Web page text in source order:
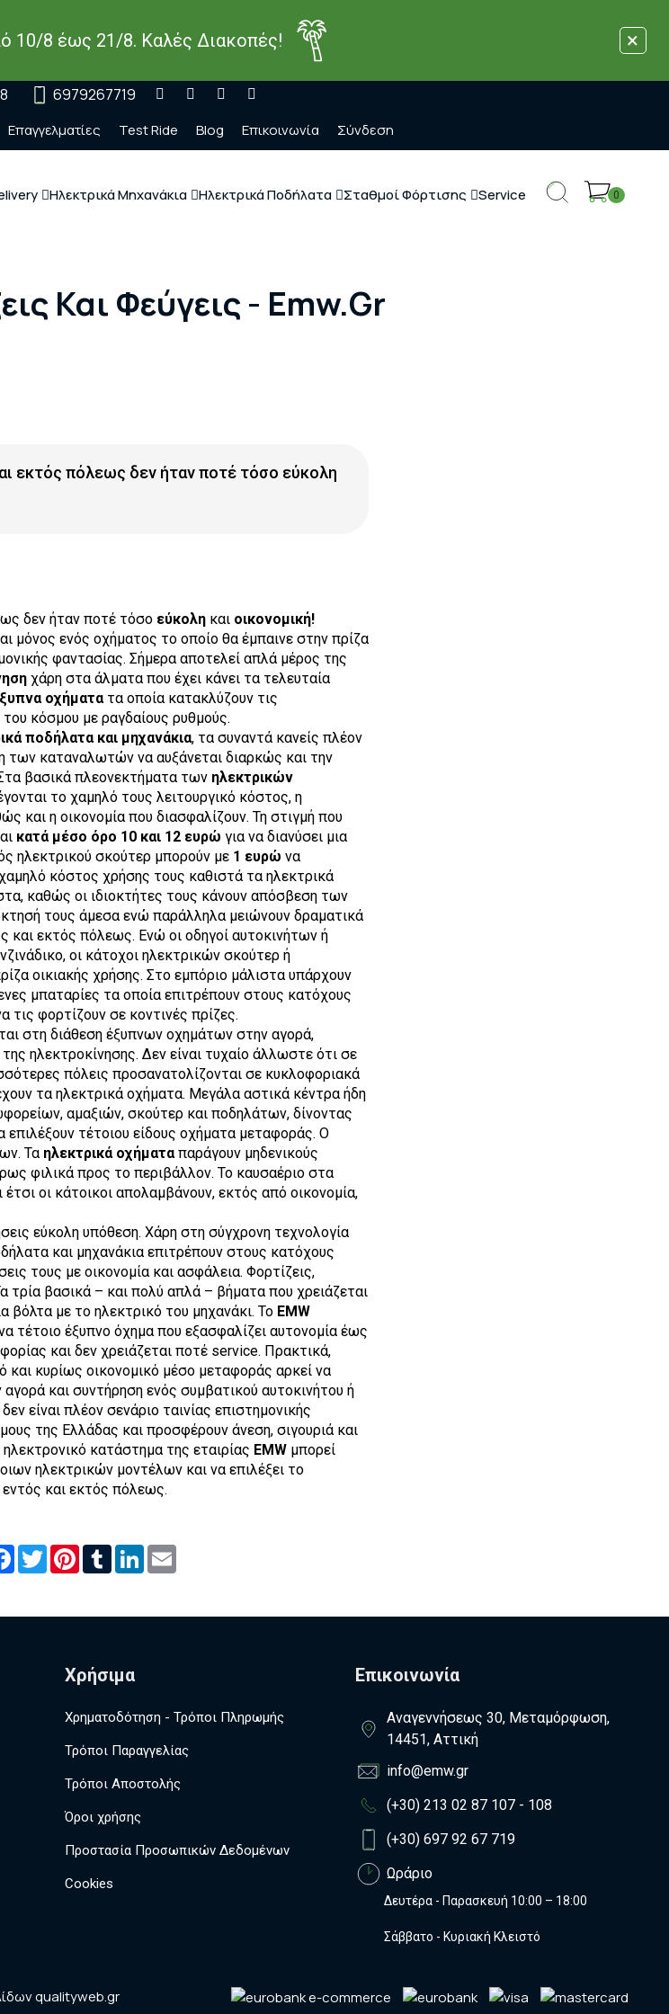
10/8 έως 21/8. Καλές Διακοπές! ×
6979267719
Επαγγελματίες Test Ride Blog Επικοινωνία Σύνδεση
Ηλεκτρικά Μηχανάκια Ηλεκτρικά Ποδήλατα Σταθμοί Φόρτισης Service 0
Και Φεύγεις - Emw.gr
εκτός πόλεως δεν ήταν ποτέ τόσο εύκολη
δεν ήταν ποτέ τόσο εύκοληκαι οικονομική!
μόνος ενός οχήματος το οποίο θα έμπαινε στην πρίζα
φαντασίας. Σήμερα αποτελεί απλά μέρος της
χάρη στα άλματα που έχει κάνει τα τελευταία
οχήματατα οποία κατακλύζουν τις
κόσμου με ραγδαίους ρυθμούς.
ποδήλατα και μηχανάκια, τα συναντά κανείς πλέον
των καταναλωτών να αυξάνεται διαρκώς και την
βασικά πλεονεκτήματα των ηλεκτρικών
το χαμηλό τους λειτουργικό κόστος, η
και η οικονομία που διασφαλίζουν. Τη στιγμή που
κατά μέσο όρο 10 και 12 ευρώ για να διανύσει μια
ηλεκτρικού σκούτερ μπορούν με 1 ευρώ να
κόστος χρήσης τους καθιστά τα ηλεκτρικά
καθώς οι ιδιοκτήτες τους κάνουν απόσβεση των
τους άμεσα ενώ παράλληλα μειώνουν δραματικά
και εκτός πόλεως. Ενώ οι οδηγοί αυτοκινήτων ή
οι κάτοχοι ηλεκτρικών σκούτερ ή
οικιακής χρήσης. Στο εμπόριο μάλιστα υπάρχουν
μπαταρίες τα οποία επιτρέπουν στους κατόχους
τις φορτίζουν σε κοντινές πρίζες.
στη διάθεση έξυπνων οχημάτων στην αγορά,
ηλεκτροκίνησης. Δεν είναι τυχαίο άλλωστε ότι σε
πόλεις προσανατολίζονται σε κυκλοφοριακά
τα ηλεκτρικά οχήματα. Μεγάλα αστικά κέντρα ήδη
αμαξιών, σκούτερ και ποδηλάτων, δίνοντας
επιλέξουν τέτοιου είδους οχήματα μεταφοράς. Ο
Τα ηλεκτρικά οχήματαπαράγουν μηδενικούς
φιλικά προς το περιβάλλον. Το καυσαέριο στα
οι κάτοικοι απολαμβάνουν, εκτός από οικονομία,
εύκολη υπόθεση. Χάρη στη σύγχρονη τεχνολογία
και μηχανάκια επιτρέπουν στους κατόχους
τους με οικονομία και ασφάλεια. Φορτίζεις,
τρία βασικά – και πολύ απλά – βήματα που χρειάζεται
βόλτα με το ηλεκτρικό του μηχανάκι. Το EMW
τέτοιο έξυπνο όχημα που εξασφαλίζει αυτονομία έως
και δεν χρειάζεται ποτέ service. Πρακτικά,
και κυρίως οικονομικό μέσο μεταφοράς αρκεί να
αγορά και συντήρηση ενός συμβατικού αυτοκινήτου ή
είναι πλέον σενάριο ταινίας επιστημονικής
της Ελλάδας και προσφέρουν άνεση, σιγουριά και
κατάστημα της εταιρίας EMWμπορεί
ηλεκτρικών μοντέλων και να επιλέξει το
εντός και εκτός πόλεως.
Facebook
TwitterPinterest
TumblrLinkedIn
Χρήσιμα
Χρηματοδότηση - Τρόποι Πληρωμής
Τρόποι Παραγγελίας
Τρόποι Αποστολής
Όροι χρήσης
Προστασία Προσωπικών Δεδομένων
Cookies
Επικοινωνία
Αναγεννήσεως 30, Μεταμόρφωση,
14451, Αττική
info@emw.gr
(+30) 213 02 87 107 - 108
(+30) 697 92 67 719
Ωράριο
Δευτέρα - Παρασκευή 10:00 – 18:00
Σάββατο - Κυριακή Κλειστό
qualityweb.gr